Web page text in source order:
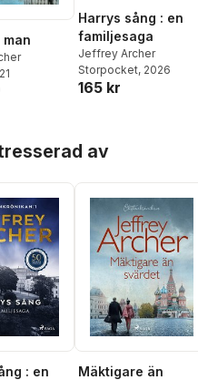
man
Totalt antal röster:
Harrys sång : en
familjesaga
Jeffrey Archer
Storpocket, 2026
165 kr
av
: en
Mäktigare än